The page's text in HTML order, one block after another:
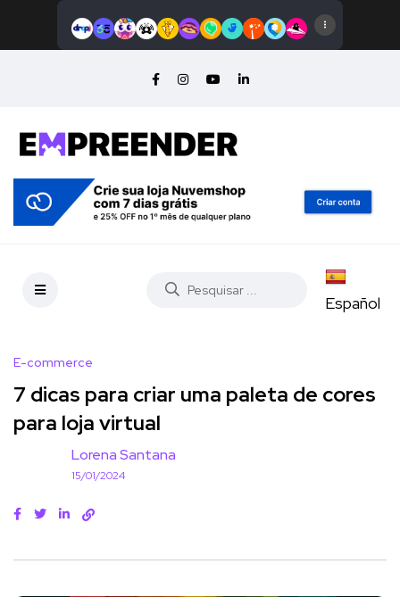
Español
E-commerce
7 dicas para criar uma paleta de cores
para loja virtual
Lorena Santana
15/01/2024